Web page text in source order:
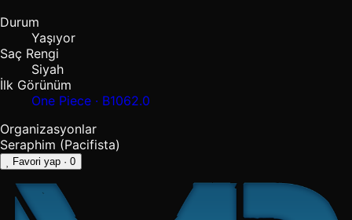
Durum
Yaşıyor
Saç Rengi
Siyah
İlk Görünüm
One Piece · B1062.0
Organizasyonlar
Seraphim (Pacifista)
Favori yap · 0